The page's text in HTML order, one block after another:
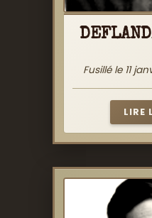
Fusillé le 11
LIRE